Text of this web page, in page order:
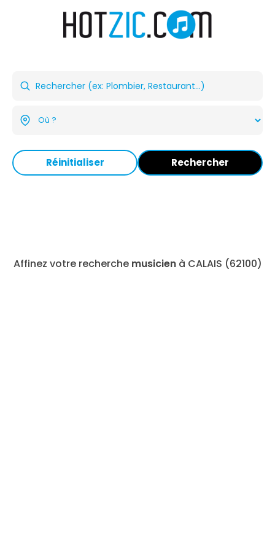
Réinitialiser Rechercher
Affinez votre recherche musicienà CALAIS (62100)